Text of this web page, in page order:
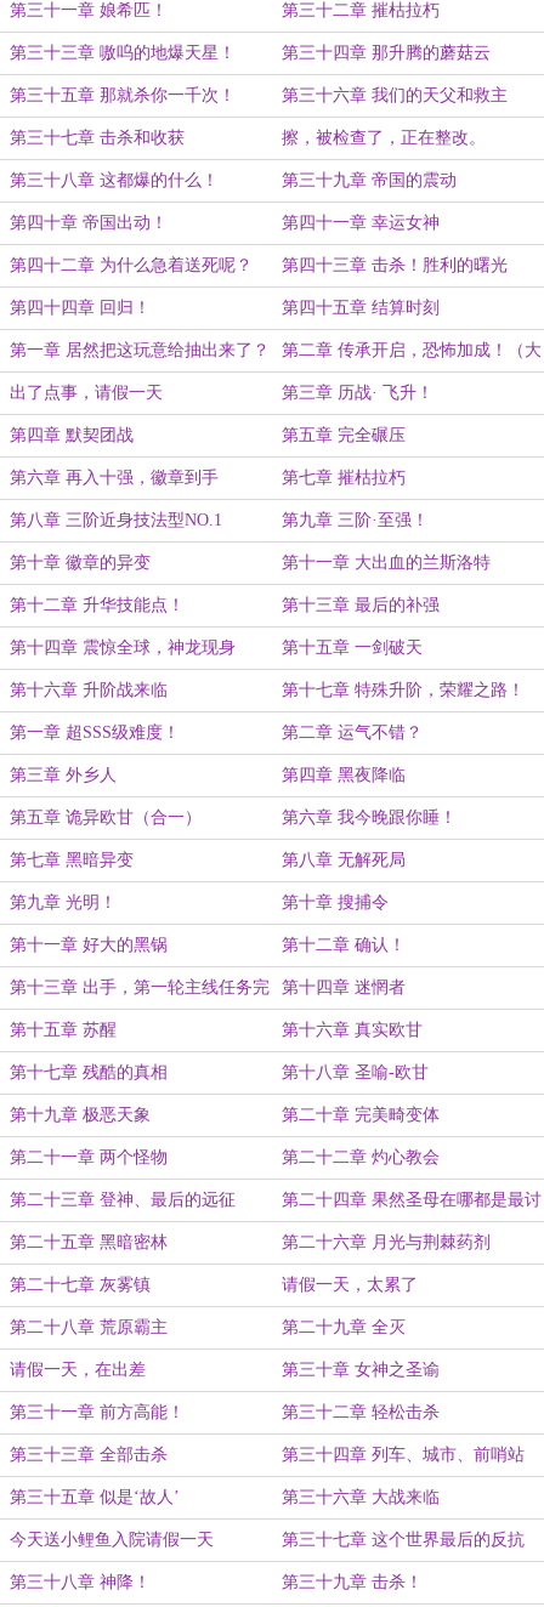
第三十一章 娘希匹！ 第三十二章 摧枯拉朽
第三十三章 嗷呜的地爆天星！ 第三十四章 那升腾的蘑菇云
第三十五章 那就杀你一千次！ 第三十六章 我们的天父和救主
第三十七章 击杀和收获 擦，被检查了，正在整改。
第三十八章 这都爆的什么！ 第三十九章 帝国的震动
第四十章 帝国出动！ 第四十一章 幸运女神
第四十二章 为什么急着送死呢？ 第四十三章 击杀！胜利的曙光
第四十四章 回归！ 第四十五章 结算时刻
第一章 居然把这玩意给抽出来了？ 第二章 传承开启，恐怖加成！（大
章）
出了点事，请假一天 第三章 历战· 飞升！
第四章 默契团战 第五章 完全碾压
第六章 再入十强，徽章到手 第七章 摧枯拉朽
第八章 三阶近身技法型NO.1 第九章 三阶·至强！
第十章 徽章的异变 第十一章 大出血的兰斯洛特
第十二章 升华技能点！ 第十三章 最后的补强
第十四章 震惊全球，神龙现身 第十五章 一剑破天
第十六章 升阶战来临 第十七章 特殊升阶，荣耀之路！
第一章 超SSS级难度！ 第二章 运气不错？
第三章 外乡人 第四章 黑夜降临
第五章 诡异欧甘（合一） 第六章 我今晚跟你睡！
第七章 黑暗异变 第八章 无解死局
第九章 光明！ 第十章 搜捕令
第十一章 好大的黑锅 第十二章 确认！
第十三章 出手，第一轮主线任务完
成！
第十四章 迷惘者
第十五章 苏醒 第十六章 真实欧甘
第十七章 残酷的真相 第十八章 圣喻-欧甘
第十九章 极恶天象 第二十章 完美畸变体
第二十一章 两个怪物 第二十二章 灼心教会
第二十三章 登神、最后的远征 第二十四章 果然圣母在哪都是最讨
厌的
第二十五章 黑暗密林 第二十六章 月光与荆棘药剂
第二十七章 灰雾镇 请假一天，太累了
第二十八章 荒原霸主 第二十九章 全灭
请假一天，在出差 第三十章 女神之圣谕
第三十一章 前方高能！ 第三十二章 轻松击杀
第三十三章 全部击杀 第三十四章 列车、城市、前哨站
第三十五章 似是‘故人’ 第三十六章 大战来临
今天送小鲤鱼入院请假一天 第三十七章 这个世界最后的反抗
第三十八章 神降！ 第三十九章 击杀！